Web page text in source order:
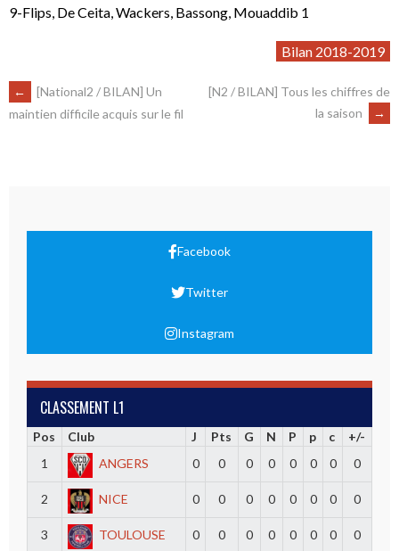
9-Flips, De Ceita, Wackers, Bassong, Mouaddib 1
Bilan 2018-2019
←
[National2 / BILAN] Un
maintien difficile acquis sur le fil
[N2 / BILAN] Tous les chiffres de
la saison
→
Facebook
Twitter
Instagram
CLASSEMENT L1
Pos Club J Pts G N P p c
+/-
1
ANGERS 0 0 0 0 0 0 0 0
2 NICE 0 0 0 0 0 0 0 0
3 TOULOUSE 0 0 0 0 0 0 0 0